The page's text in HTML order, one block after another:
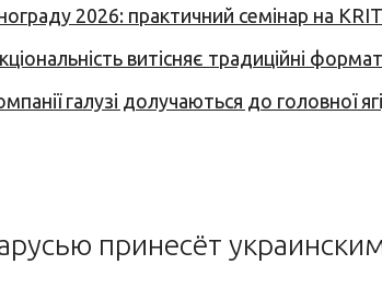
2026: практичний семінар на
витісняє традиційні
галузі долучаються до головної
принесёт